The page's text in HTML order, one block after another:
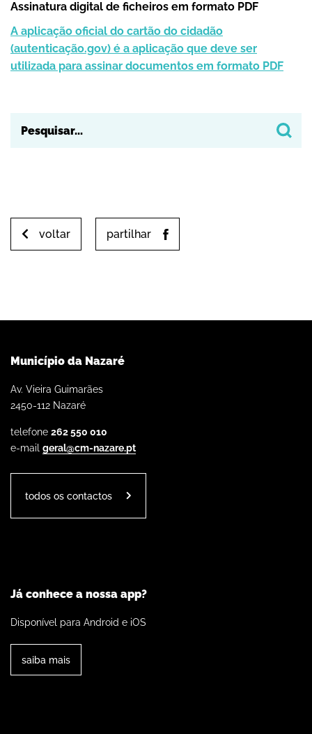
Assinatura digital de ficheiros em formato PDF
A aplicação oficial do cartão do cidadão
(autenticação.gov) é a aplicação que deve ser
utilizada para assinar documentos em formato PDF
voltar partilhar
Município da Nazaré
Av. Vieira Guimarães
2450-112 Nazaré
telefone 262 550 010
e-mail geral@cm-nazare.pt
todos os contactos
Já conhece a nossa app?
Disponível para Android e iOS
saiba mais